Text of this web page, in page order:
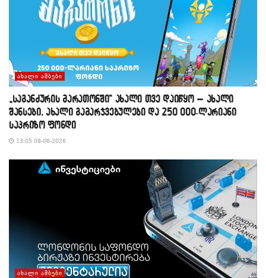
ᲐᲮᲐᲚᲘ ᲐᲛᲑᲔᲑᲘ
„საგანძურის მარათონში“ ახალი თვე დაიწყო – ახალი
შანსები, ახალი გამარჯვებულები და 250 000-ლარიანი
საპრიზო ფონდი
13:05 08-06-2026
ᲐᲮᲐᲚᲘ ᲐᲛᲑᲔᲑᲘ